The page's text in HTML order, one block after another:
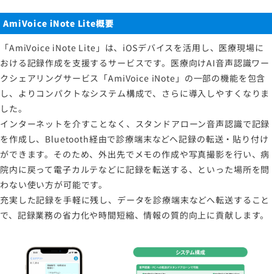
AmiVoice iNote Lite概要
「AmiVoice iNote Lite」は、iOSデバイスを活用し、医療現場に
おける記録作成を支援するサービスです。医療向けAI音声認識ワー
クシェアリングサービス「AmiVoice iNote」の一部の機能を包含
し、よりコンパクトなシステム構成で、さらに導入しやすくなりま
した。
インターネットを介すことなく、スタンドアローン音声認識で記録
を作成し、Bluetooth経由で診療端末などへ記録の転送・貼り付け
ができます。そのため、外出先でメモの作成や写真撮影を行い、病
院内に戻って電子カルテなどに記録を転送する、といった場所を問
わない使い方が可能です。
充実した記録を手軽に残し、データを診療端末などへ転送すること
で、記録業務の省力化や時間短縮、情報の質的向上に貢献します。